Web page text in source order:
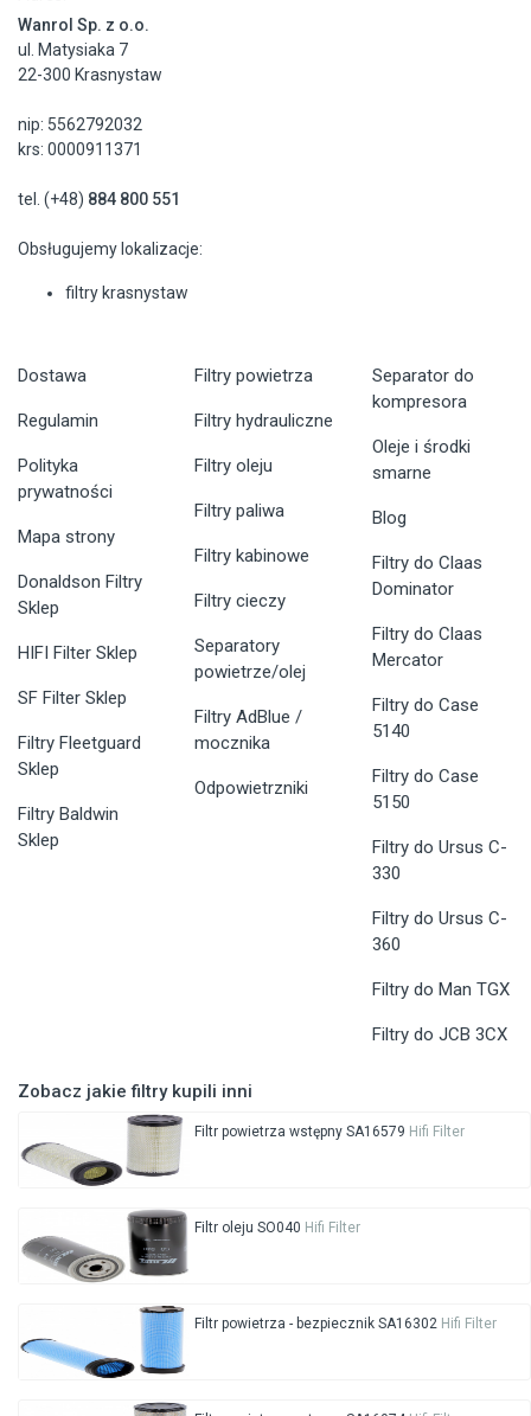
Wanrol Sp. z o.o.
ul. Matysiaka 7
22-300 Krasnystaw
nip: 5562792032
krs: 0000911371
tel. (+48) 884 800 551
Obsługujemy lokalizacje:
filtry krasnystaw
Dostawa
Regulamin
Polityka
prywatności
Mapa strony
Donaldson Filtry
Sklep
HIFI Filter Sklep
SF Filter Sklep
Filtry Fleetguard
Sklep
Filtry Baldwin
Sklep
Filtry powietrza
Filtry hydrauliczne
Filtry oleju
Filtry paliwa
Filtry kabinowe
Filtry cieczy
Separatory
powietrze/olej
Filtry AdBlue /
mocznika
Odpowietrzniki
Separator do
kompresora
Oleje i środki
smarne
Blog
Filtry do Claas
Dominator
Filtry do Claas
Mercator
Filtry do Case
5140
Filtry do Case
5150
Filtry do Ursus C-
330
Filtry do Ursus C-
360
Filtry do Man TGX
Filtry do JCB 3CX
Zobacz jakie filtry kupili inni
Filtr powietrza wstępny SA16579 Hifi Filter
Filtr oleju SO040 Hifi Filter
Filtr powietrza - bezpiecznik SA16302 Hifi Filter